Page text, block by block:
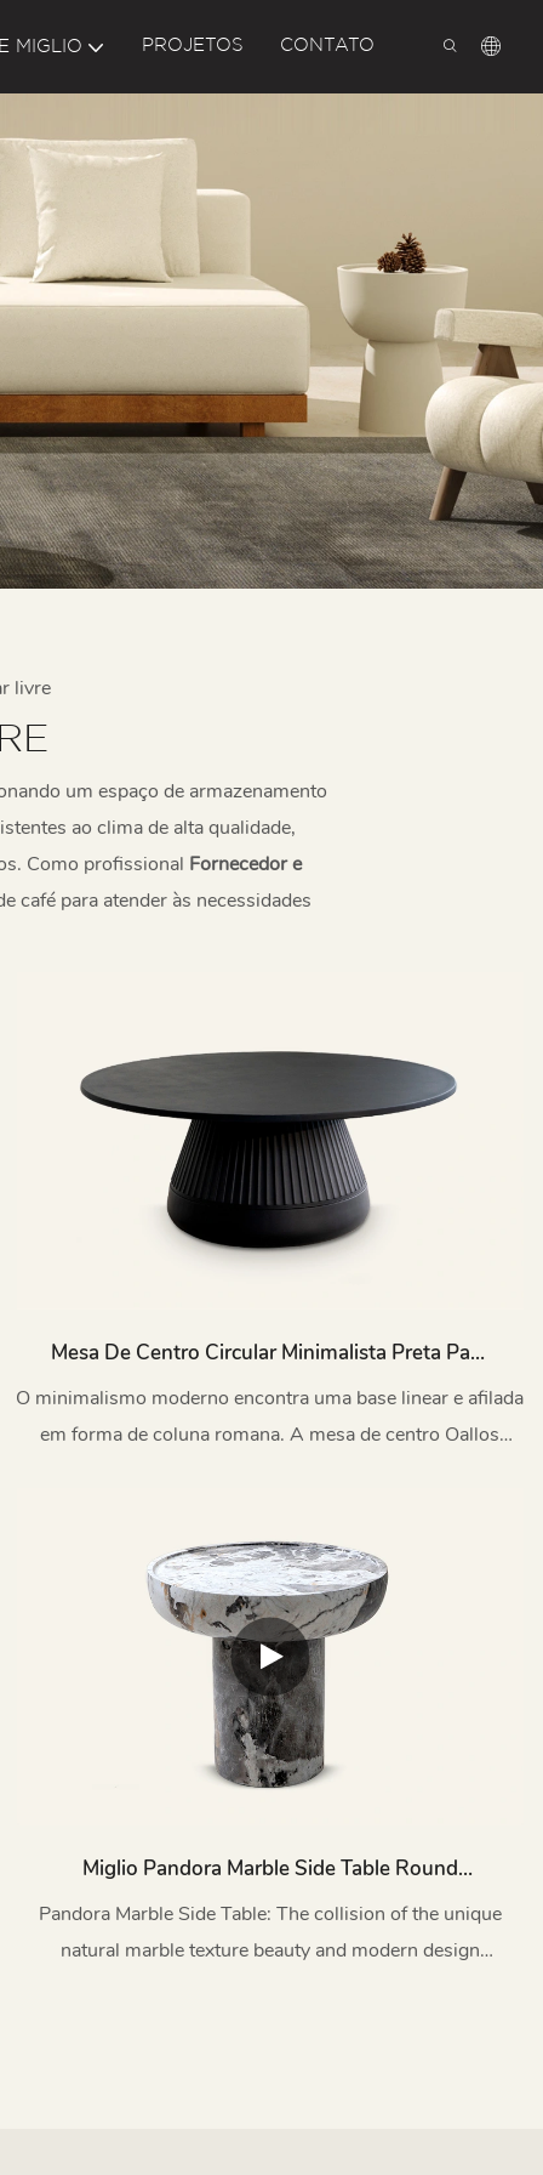
MIGLIO PROJETOS CONTATO
livre
um espaço de armazenamento
ao clima de alta qualidade,
Como profissional Fornecedor e
café para atender às necessidades
Mesa De Centro Circular Minimalista Preta Para
Exterior Oallos TC1259
O minimalismo moderno encontra uma base linear e afilada
em forma de coluna romana. A mesa de centro Oallos
Miglio Pandora Marble Side Table Round
TC1197
Pandora Marble Side Table: The collision of the unique
natural marble texture beauty and modern design